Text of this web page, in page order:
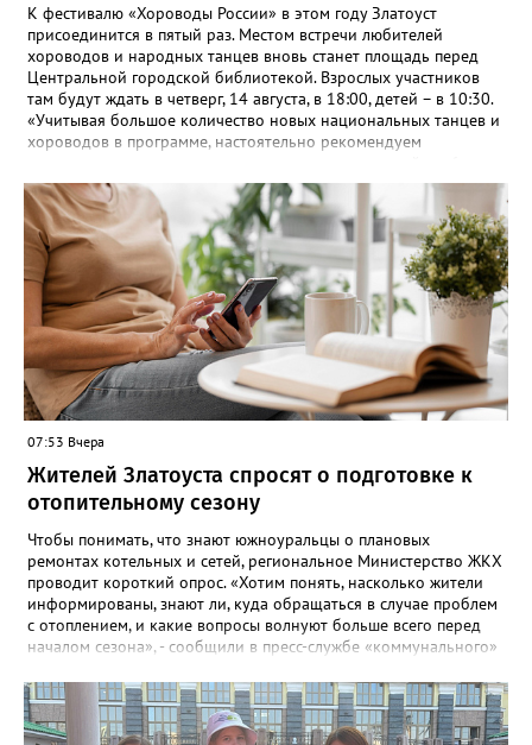
К фестивалю «Хороводы России» в этом году Златоуст
присоединится в пятый раз. Местом встречи любителей
хороводов и народных танцев вновь станет площадь перед
Центральной городской библиотекой. Взрослых участников
там будут ждать в четверг, 14 августа, в 18:00, детей – в 10:30.
«Учитывая большое количество новых национальных танцев и
хороводов в программе, настоятельно рекомендуем
(четверг) и 11 (вторник) августа в 18:00 на той же площади, -
сообщают организаторы. И добавляют: - Репетиции состоятся в
любую погоду! Если не на открытом воздухе, то в большом
зале на 5-ом этаже». Праздники для детей и взрослых в этом
году будут объединены общим названием «Златоустовский
народ, вставай в единый хоровод!».
07:53 Вчера
Жителей Златоуста спросят о подготовке к
отопительному сезону
Чтобы понимать, что знают южноуральцы о плановых
ремонтах котельных и сетей, региональное Министерство ЖКХ
проводит короткий опрос. «Хотим понять, насколько жители
информированы, знают ли, куда обращаться в случае проблем
с отоплением, и какие вопросы волнуют больше всего перед
началом сезона», - сообщили в пресс-службе «коммунального»
6 вопросов. Южноуральцам, например, предлагают поделиться
опасениями, мучающими их накануне зимы. Среди вариантов:
своевременное начало отопительного сезона, температура в